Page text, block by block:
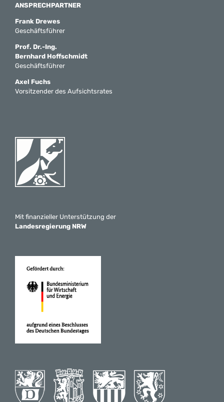
ANSPRECHPARTNER
Frank Drewes
Geschäftsführer
Prof. Dr.-Ing.
Bernhard Hoffschmidt
Geschäftsführer
Axel Fuchs
Vorsitzender des Aufsichtsrates
Mit finanzieller Unterstützung der
Landesregierung NRW